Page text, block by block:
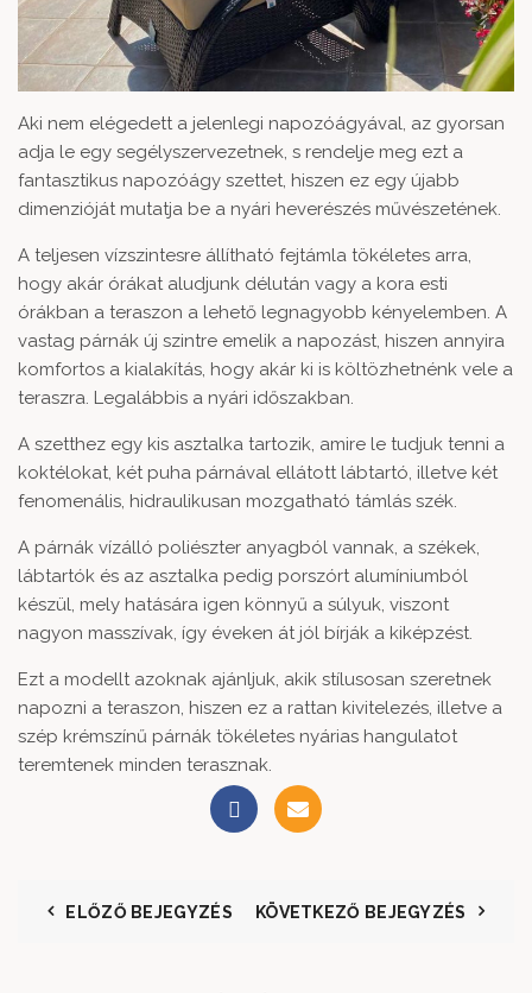
Aki nem elégedett a jelenlegi napozóágyával, az gyorsan
adja le egy segélyszervezetnek, s rendelje meg ezt a
fantasztikus napozóágy szettet, hiszen ez egy újabb
dimenzióját mutatja be a nyári heverészés művészetének.
A teljesen vízszintesre állítható fejtámla tökéletes arra,
hogy akár órákat aludjunk délután vagy a kora esti
órákban a teraszon a lehető legnagyobb kényelemben. A
vastag párnák új szintre emelik a napozást, hiszen annyira
komfortos a kialakítás, hogy akár ki is költözhetnénk vele a
teraszra. Legalábbis a nyári időszakban.
A szetthez egy kis asztalka tartozik, amire le tudjuk tenni a
koktélokat, két puha párnával ellátott lábtartó, illetve két
fenomenális, hidraulikusan mozgatható támlás szék.
A párnák vízálló poliészter anyagból vannak, a székek,
lábtartók és az asztalka pedig porszórt alumíniumból
készül, mely hatására igen könnyű a súlyuk, viszont
nagyon masszívak, így éveken át jól bírják a kiképzést.
Ezt a modellt azoknak ajánljuk, akik stílusosan szeretnek
napozni a teraszon, hiszen ez a rattan kivitelezés, illetve a
szép krémszínű párnák tökéletes nyárias hangulatot
teremtenek minden terasznak.
ELŐZŐ BEJEGYZÉS KÖVETKEZŐ BEJEGYZÉS